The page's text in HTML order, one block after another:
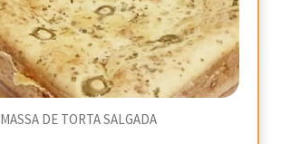
MASSA DE TORTA SALGADA